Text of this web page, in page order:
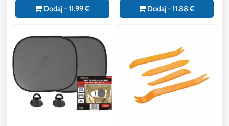
Dodaj - 11.99 € Dodaj - 11.88 €